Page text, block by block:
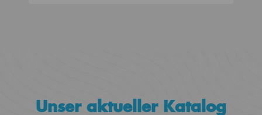
Unser aktueller Katalog